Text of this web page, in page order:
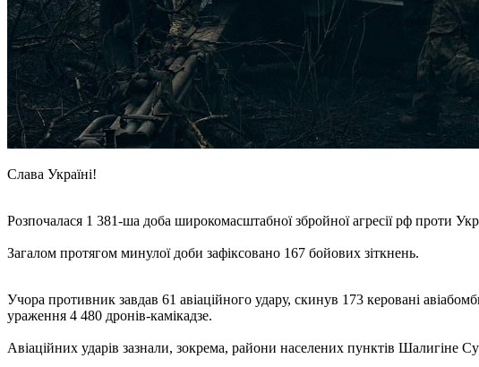
Слава Україні!
Розпочалася 1 381-ша доба широкомасштабної збройної агресії рф проти
Загалом протягом минулої доби зафіксовано 167 бойових зіткнень.
Учора противник завдав 61 авіаційного удару, скинув 173 керовані
ураження 4 480 дронів-камікадзе.
Авіаційних ударів зазнали, зокрема, райони населених пунктів Шалигіне